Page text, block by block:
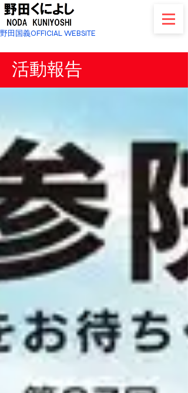
野田国義OFFICIAL WEBSITE
活動報告